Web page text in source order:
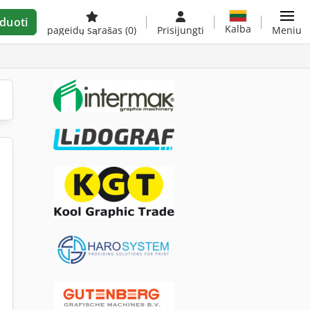
pageidų sąrašas (0) Prisijungti Kalba Meniu